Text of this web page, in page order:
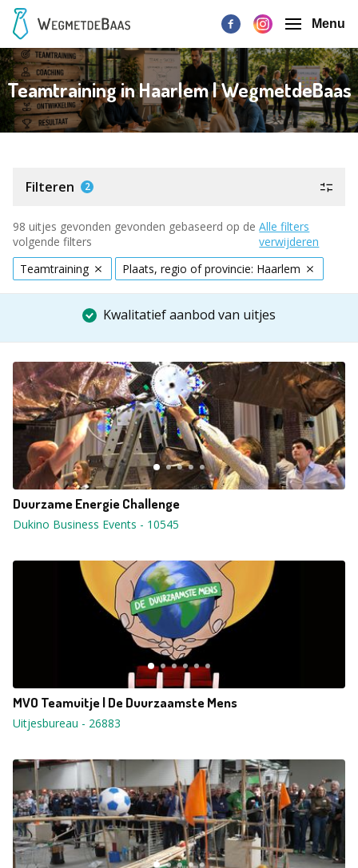
Menu
Teamtraining in Haarlem | WegmetdeBaas
Filteren 2
98 uitjes gevonden gevonden gebaseerd op de
volgende filters
Alle filters
verwijderen
Teamtraining
Plaats, regio of provincie: Haarlem
Kwalitatief aanbod van uitjes
Duurzame Energie Challenge
Dukino Business Events - 10545
MVO Teamuitje | De Duurzaamste Mens
Uitjesbureau - 26883